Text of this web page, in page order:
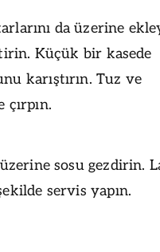
da üzerine
Küçük bir kasede
karıştırın. Tuz ve
üzerine sosu gezdirin.
servis yapın.